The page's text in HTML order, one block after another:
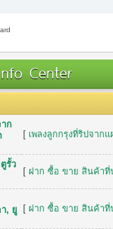
Center
ก
[ เพลงลูกกรุงที่ริปจากแ
รั้ว
[ ฝาก ซื้อ ขาย สินค้าที่
, ยู
[ ฝาก ซื้อ ขาย สินค้าที่